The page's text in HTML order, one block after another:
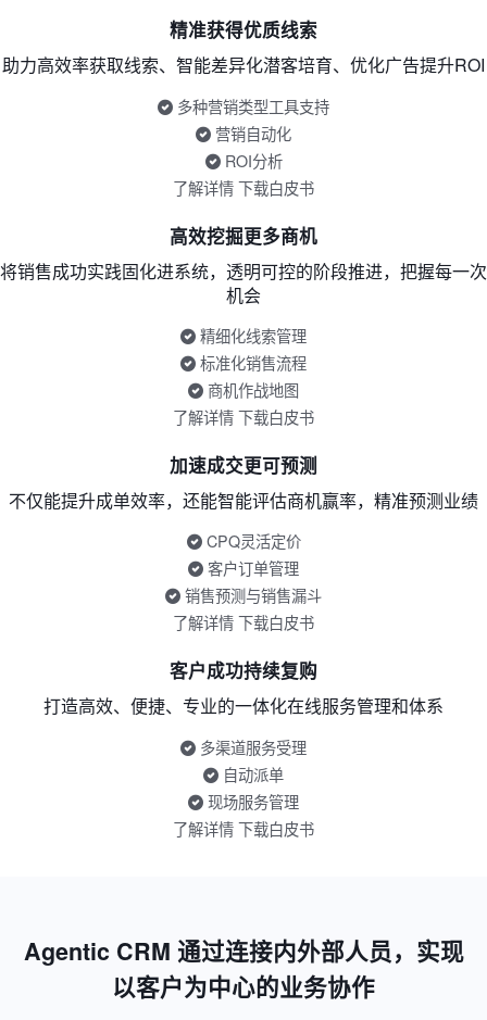
精准获得优质线索
助力高效率获取线索、智能差异化潜客培育、优化广告提升ROI
多种营销类型工具支持
营销自动化
ROI分析
了解详情 下载白皮书
高效挖掘更多商机
将销售成功实践固化进系统，透明可控的阶段推进，把握每一次
机会
精细化线索管理
标准化销售流程
商机作战地图
了解详情 下载白皮书
加速成交更可预测
不仅能提升成单效率，还能智能评估商机赢率，精准预测业绩
CPQ灵活定价
客户订单管理
销售预测与销售漏斗
了解详情 下载白皮书
客户成功持续复购
打造高效、便捷、专业的一体化在线服务管理和体系
多渠道服务受理
自动派单
现场服务管理
了解详情 下载白皮书
Agentic CRM 通过连接内外部人员，实现
以客户为中心的业务协作